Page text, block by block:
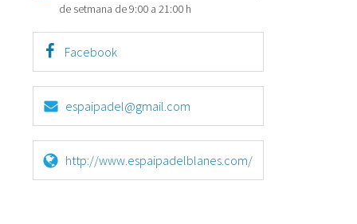
de setmana de 9:00 a 21:00 h
Facebook
espaipadel@gmail.com
http://www.espaipadelblanes.com/